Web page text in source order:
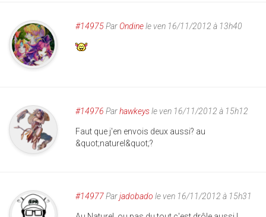
#14975ParOndinele ven 16/11/2012 à 13h40
#14976 Parhawkeysle ven 16/11/2012 à 15h12
Faut que j'en envois deux aussi? au
&quot;naturel&quot;?
#14977Parjadobado le ven 16/11/2012 à 15h31